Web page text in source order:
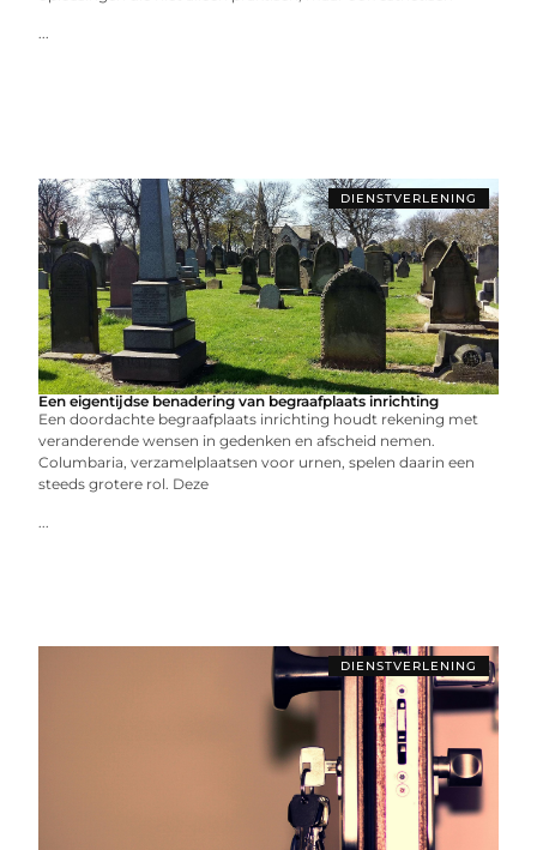
...
DIENSTVERLENING
Een eigentijdse benadering van begraafplaats inrichting
Een doordachte begraafplaats inrichting houdt rekening met
veranderende wensen in gedenken en afscheid nemen.
Columbaria, verzamelplaatsen voor urnen, spelen daarin een
steeds grotere rol. Deze
...
DIENSTVERLENING